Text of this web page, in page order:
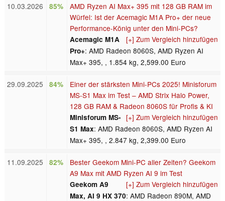
10.03.2026 85%
AMD Ryzen AI Max+ 395 mit 128 GB RAM im
Würfel: Ist der Acemagic M1A Pro+ der neue
Performance-König unter den Mini-PCs?
[+] Zum Vergleich hinzufügen
Acemagic M1A
Pro+: AMD Radeon 8060S, AMD Ryzen AI
Max+ 395, , 1.854 kg, 2,599.00 Euro
29.09.2025 84%
Einer der stärksten Mini-PCs 2025! Minisforum
MS-S1 Max im Test – AMD Strix Halo Power,
128 GB RAM & Radeon 8060S für Profis & KI
[+] Zum Vergleich hinzufügen
Minisforum MS-
S1 Max: AMD Radeon 8060S, AMD Ryzen AI
Max+ 395, , 2.847 kg, 2,399.00 Euro
11.09.2025 82%
Bester Geekom Mini-PC aller Zeiten? Geekom
A9 Max mit AMD Ryzen AI 9 im Test
[+] Zum Vergleich hinzufügen
Geekom A9
Max, AI 9 HX 370: AMD Radeon 890M, AMD